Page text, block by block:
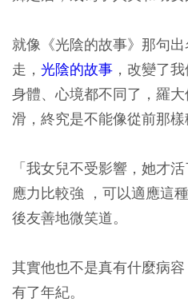
就像《光陰的故事》那句
走， 光陰的故事 ，改變了
身體、心境都不同了，羅
滑，終究是不能像從前那樣
「我女兒不受影響，她才
應力比較強 ，可以適應這
後友善地微笑道。
其實他也不是真有什麼病
有了年紀。